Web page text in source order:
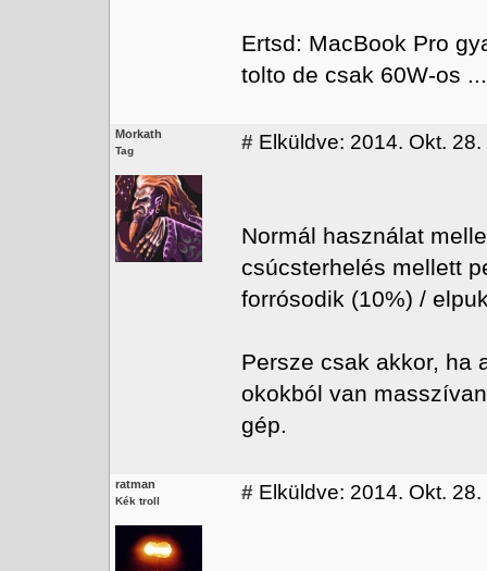
Ertsd: MacBook Pro
tolto de csak 60W-os ...
Morkath
Tag # Elküldve: 2014. Okt.
Normál használat
csúcsterhelés mellett
forrósodik (10%) /
Persze csak akkor, ha
okokból van
gép.
ratman
Kék troll # Elküldve: 2014. Okt.